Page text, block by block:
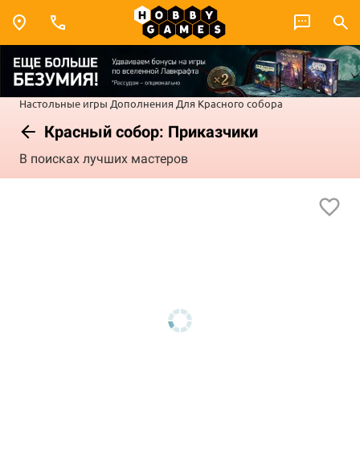
Настольные игры Дополнения Для Красного собора
Красный собор: Приказчики
В поисках лучших мастеров